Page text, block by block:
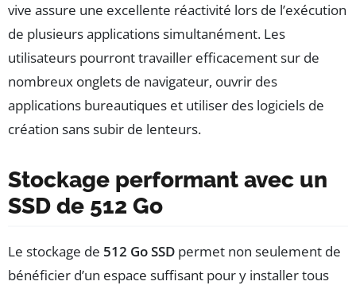
vive assure une excellente réactivité lors de l’exécution
de plusieurs applications simultanément. Les
utilisateurs pourront travailler efficacement sur de
nombreux onglets de navigateur, ouvrir des
applications bureautiques et utiliser des logiciels de
création sans subir de lenteurs.
Stockage performant avec un
SSD de 512 Go
Le stockage de 512 Go SSD permet non seulement de
bénéficier d’un espace suffisant pour y installer tous